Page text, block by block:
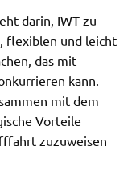
darin, IWT zu
flexiblen und leicht
das mit
kann.
mit dem
Vorteile
zuzuweisen